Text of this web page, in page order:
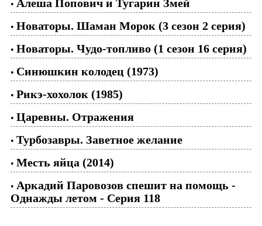
• Алеша Попович и Тугарин Змей
• Новаторы. Шаман Морок (3 сезон 2 серия)
• Новаторы. Чудо-топливо (1 сезон 16 серия)
• Синюшкин колодец (1973)
• Рикэ-хохолок (1985)
• Царевны. Отражения
• Турбозавры. Заветное желание
• Месть яйца (2014)
• Аркадий Паровозов спешит на помощь -
Однажды летом - Серия 118